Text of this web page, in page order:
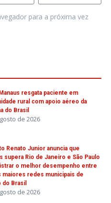
para a próxima vez
resgata paciente em
rural com apoio aéreo da
do Brasil
de 2026
Renato Junior anuncia que
supera Rio de Janeiro e São Paulo
o melhor desempenho entre
maiores redes municipais de
do Brasil
de 2026